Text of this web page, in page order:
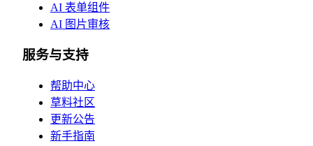
AI 表单组件
AI 图片审核
服务与支持
帮助中心
草料社区
更新公告
新手指南